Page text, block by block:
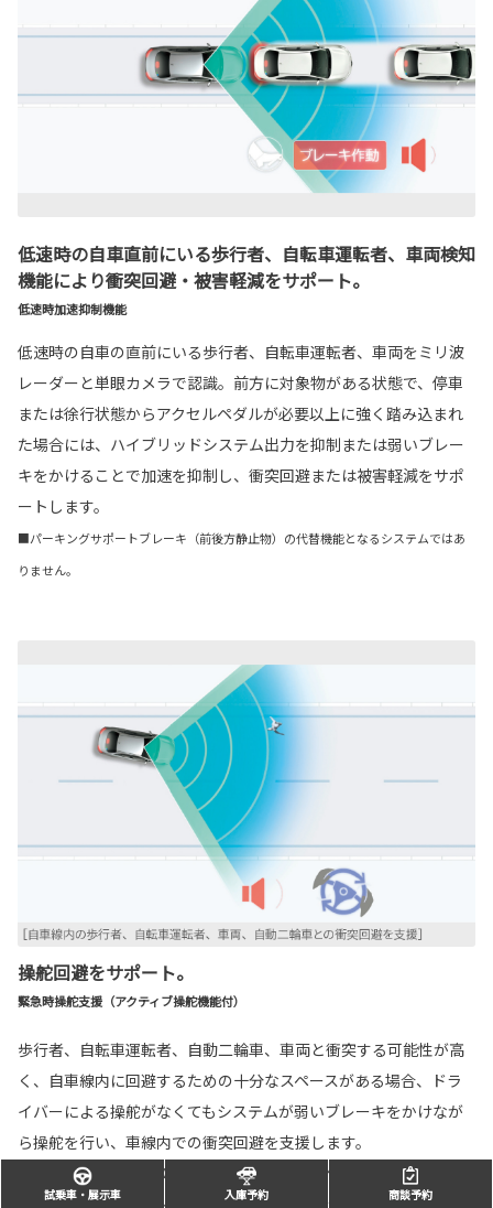
低速時の自車直前にいる歩行者、自転車運転者、車両検知
機能により衝突回避・被害軽減をサポート。
低速時加速抑制機能
低速時の自車の直前にいる歩行者、自転車運転者、車両をミリ波
レーダーと単眼カメラで認識。前方に対象物がある状態で、停車
または徐行状態からアクセルペダルが必要以上に強く踏み込まれ
た場合には、ハイブリッドシステム出力を抑制または弱いブレー
キをかけることで加速を抑制し、衝突回避または被害軽減をサポ
ートします。
■パーキングサポートブレーキ（前後方静止物）の代替機能となるシステムではあ
りません。
操舵回避をサポート。
緊急時操舵支援（アクティブ操舵機能付）
歩行者、自転車運転者、自動二輪車、車両と衝突する可能性が高
く、自車線内に回避するための十分なスペースがある場合、ドラ
イバーによる操舵がなくてもシステムが弱いブレーキをかけなが
ら操舵を行い、車線内での衝突回避を支援します。
［CROSSOVER RS、CROSSOVER Zに標準装備］
試乗車・展示車 入庫予約 商談予約